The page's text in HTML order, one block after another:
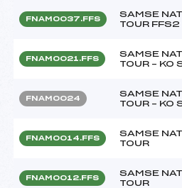
FNAM0037.FFS
SAMSE
TOUR FFS2
FNAM0021.FFS
SAMSE
TOUR – KO
FNAM0024
SAMSE
TOUR – KO
FNAM0014.FFS
SAMSE
TOUR
FNAM0012.FFS
SAMSE
TOUR